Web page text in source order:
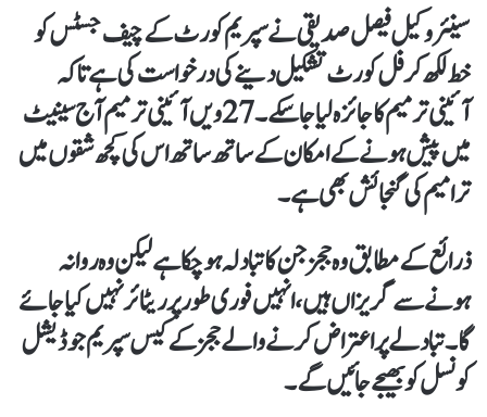
سینئر وکیل فیصل صدیقی نے سپریم کورٹ کے چیف جسٹس کو
خط لکھ کر فل کورٹ تشکیل دینے کی درخواست کی ہے تاکہ
آئینی ترمیم کا جائزہ لیا جا سکے۔ 27ویں آئینی ترمیم آج سینیٹ
میں پیش ہونے کے امکان کے ساتھ ساتھ اس کی کچھ شقوں میں
ترامیم کی گنجائش بھی ہے۔
ذرائع کے مطابق وہ ججز جن کا تبادلہ ہو چکا ہے لیکن وہ روانہ
ہونے سے گریزاں ہیں، انہیں فوری طور پر ریٹائر نہیں کیا جائے
گا۔ تبادلے پر اعتراض کرنے والے ججز کے کیس سپریم جوڈیشل
کونسل کو بھیجے جائیں گے۔